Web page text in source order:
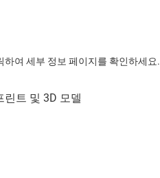
여 세부 정보 페이지를 확인하세요.